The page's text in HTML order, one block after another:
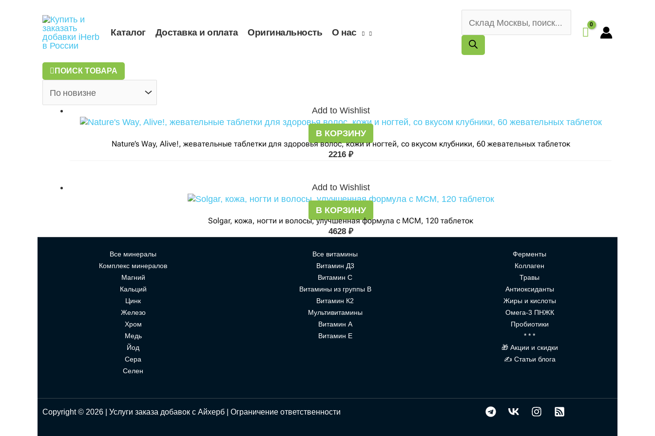
содержимому
Каталог Доставка и оплата Оригинальность О нас
Поиск
товаров
ПОИСК ТОВАРА
Add to Wishlist
В КОРЗИНУ
Nature’s Way, Alive!, жевательные таблетки для здоровья волос, кожи и ногтей, со вкусом клубники, 60 жевательных таблеток
2216 ₽
Add to Wishlist
В КОРЗИНУ
Solgar, кожа, ногти и волосы, улучшенная формула с МСМ, 120 таблеток
4628 ₽
Все минералы
Комплекс минералов
Магний
Кальций
Цинк
Железо
Хром
Медь
Йод
Сера
Селен
Все витамины
Витамин Д3
Витамин С
Витамины из группы В
Витамин К2
Мультивитамины
Витамин А
Витамин Е
Ферменты
Коллаген
Травы
Антиоксиданты
Жиры и кислоты
Омега-3 ПНЖК
Пробиотики
* * *
🎁 Акции и скидки
✍ Статьи блога
Copyright © 2026 | Услуги заказа добавок с Айхерб | Ограничение ответственности